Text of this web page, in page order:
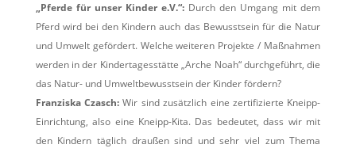
„Pferde für unser Kinder e.V.“:Durch den Umgang mit dem
Pferd wird bei den Kindern auch das Bewusstsein für die Natur
und Umwelt gefördert. Welche weiteren Projekte / Maßnahmen
werden in der Kindertagesstätte „Arche Noah“ durchgeführt, die
das Natur- und Umweltbewusstsein der Kinder fördern?
Franziska Czasch: Wir sind zusätzlich eine zertifizierte Kneipp-
Einrichtung, also eine Kneipp-Kita. Das bedeutet, dass wir mit
den Kindern täglich draußen sind und sehr viel zum Thema